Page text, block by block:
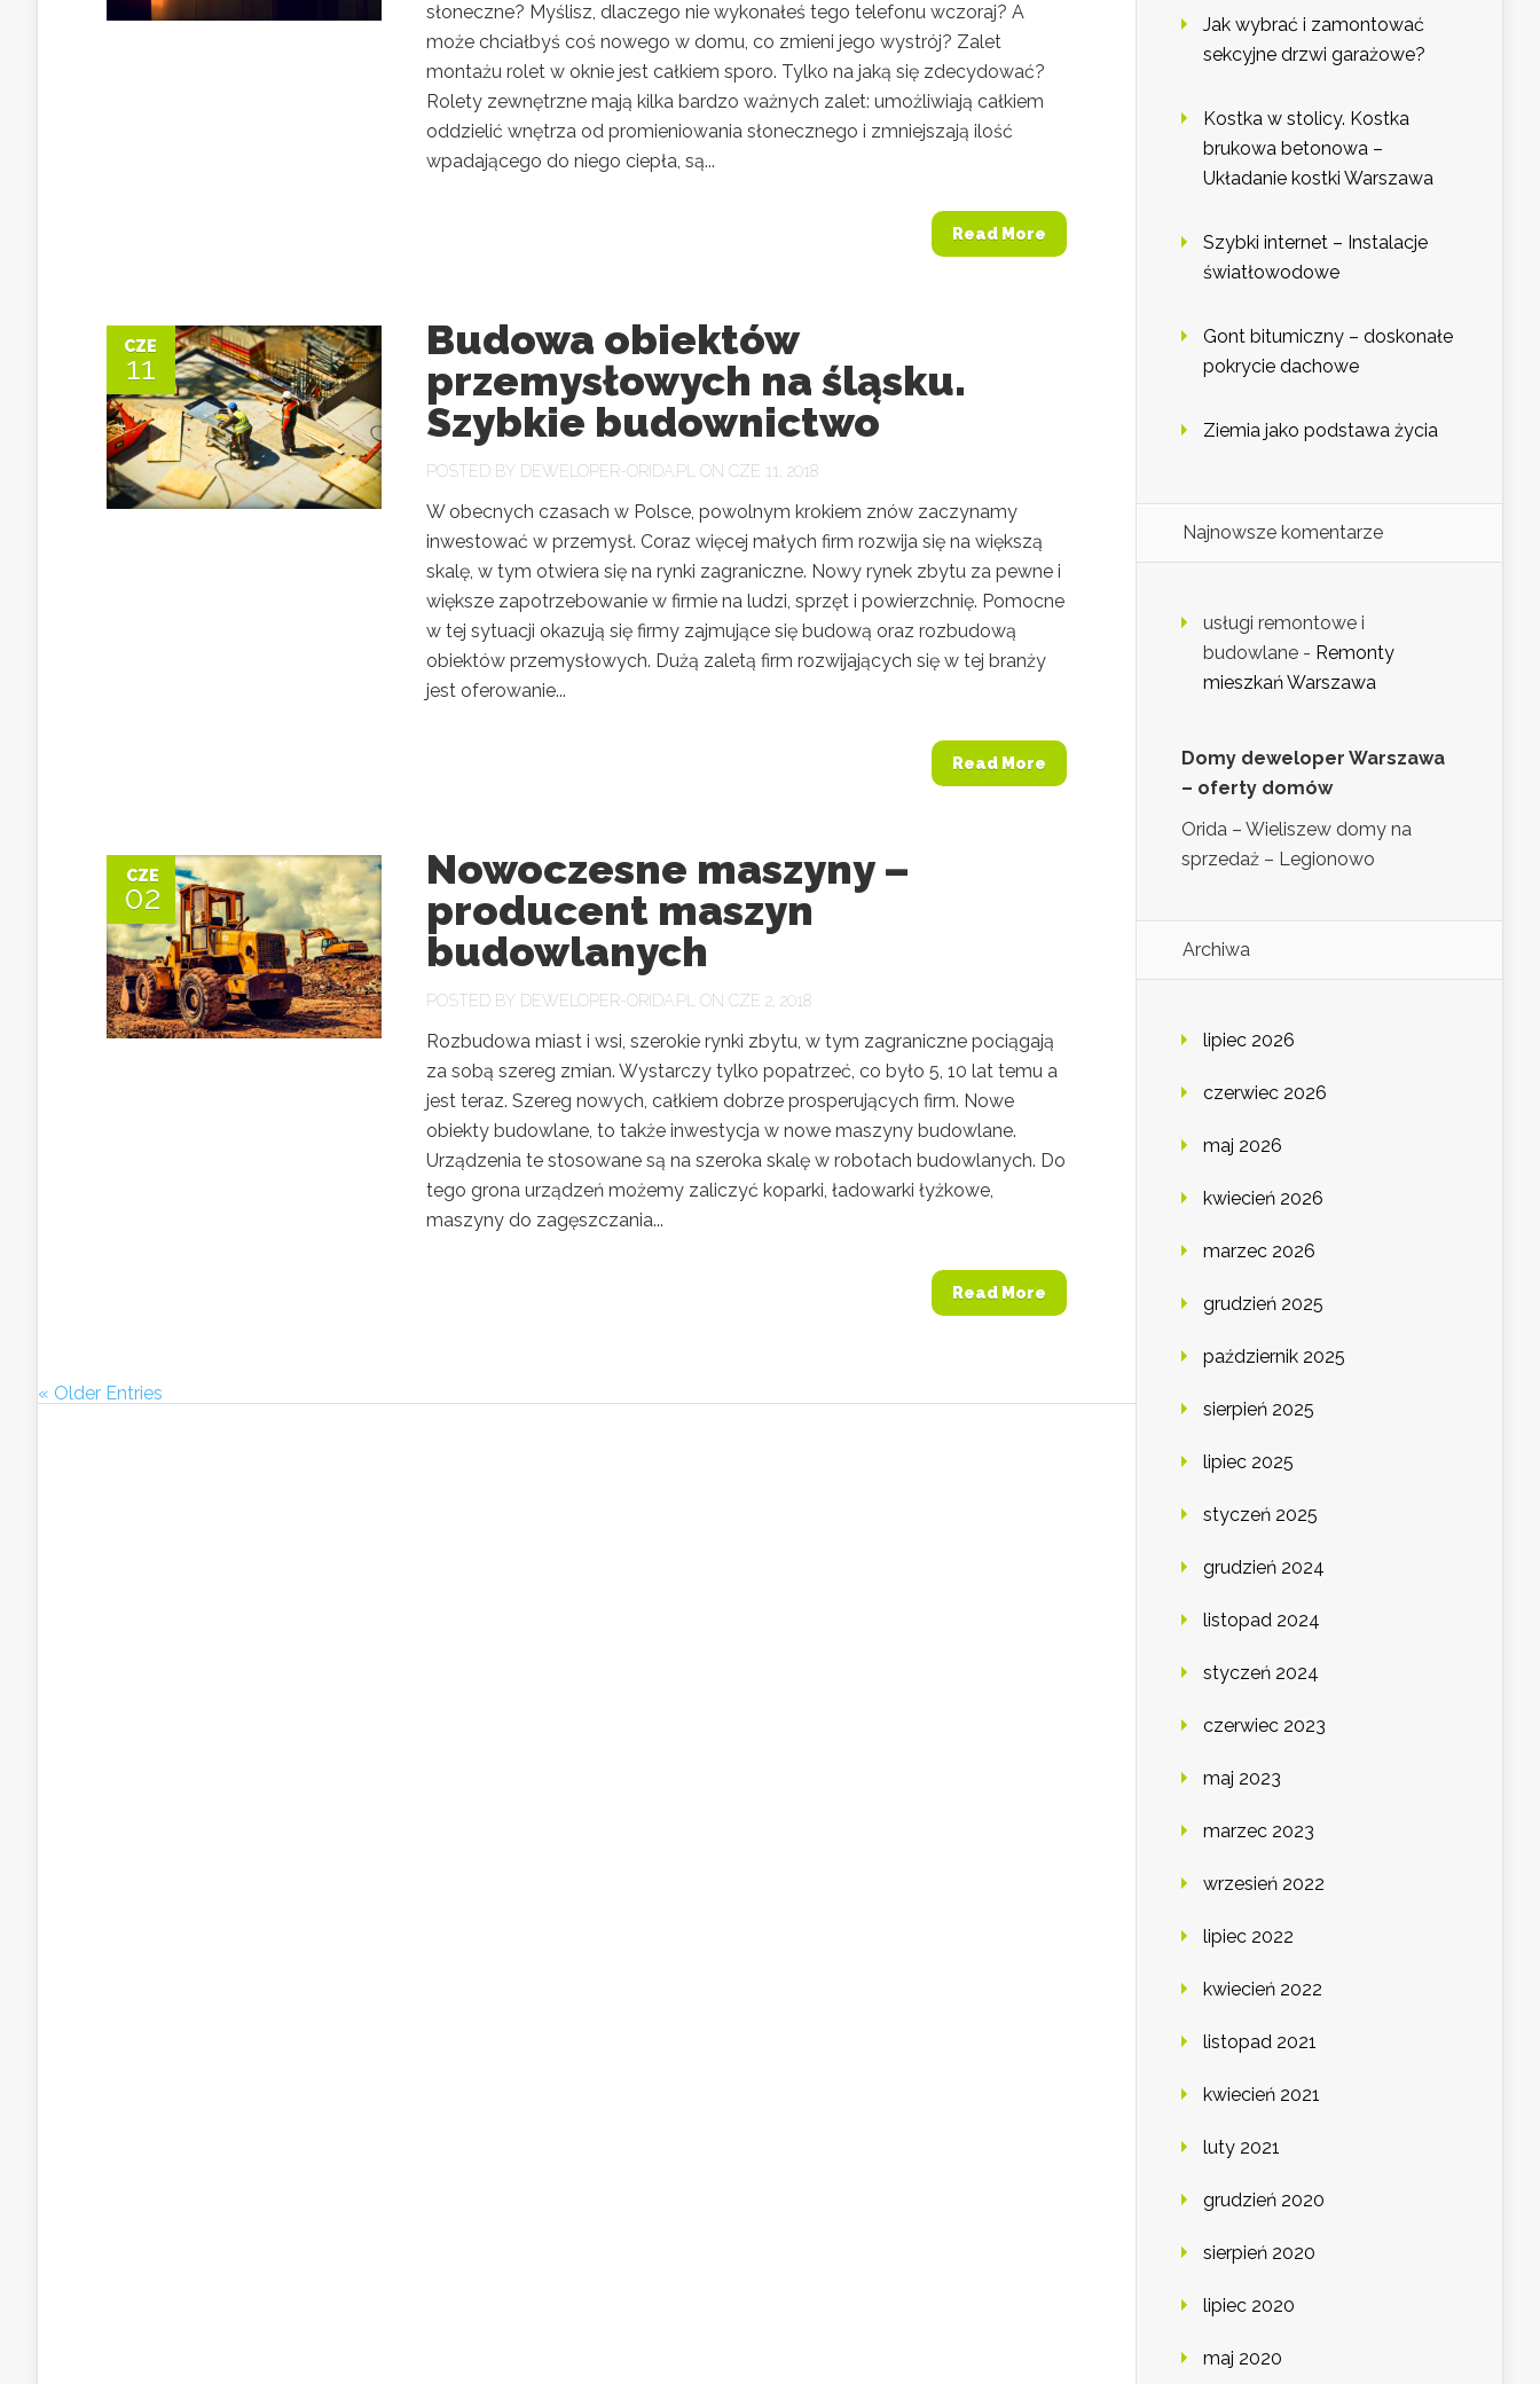
słoneczne? Myślisz, dlaczego nie wykonałeś tego telefonu wczoraj? A
może chciałbyś coś nowego w domu, co zmieni jego wystrój? Zalet
montażu rolet w oknie jest całkiem sporo. Tylko na jaką się zdecydować?
Rolety zewnętrzne mają kilka bardzo ważnych zalet: umożliwiają całkiem
oddzielić wnętrza od promieniowania słonecznego i zmniejszają ilość
wpadającego do niego ciepła, są...
Read More
CZE
11
Budowa obiektów
przemysłowych na śląsku.
Szybkie budownictwo
POSTED BY DEWELOPER-ORIDA.PL ON CZE 11, 2018
W obecnych czasach w Polsce, powolnym krokiem znów zaczynamy
inwestować w przemysł. Coraz więcej małych firm rozwija się na większą
skalę, w tym otwiera się na rynki zagraniczne. Nowy rynek zbytu za pewne i
większe zapotrzebowanie w firmie na ludzi, sprzęt i powierzchnię. Pomocne
w tej sytuacji okazują się firmy zajmujące się budową oraz rozbudową
obiektów przemysłowych. Dużą zaletą firm rozwijających się w tej branży
jest oferowanie...
Read More
CZE
02
Nowoczesne maszyny –
producent maszyn
budowlanych
POSTED BY DEWELOPER-ORIDA.PL ON CZE 2, 2018
Rozbudowa miast i wsi, szerokie rynki zbytu, w tym zagraniczne pociągają
za sobą szereg zmian. Wystarczy tylko popatrzeć, co było 5, 10 lat temu a
jest teraz. Szereg nowych, całkiem dobrze prosperujących firm. Nowe
obiekty budowlane, to także inwestycja w nowe maszyny budowlane.
Urządzenia te stosowane są na szeroka skalę w robotach budowlanych. Do
tego grona urządzeń możemy zaliczyć koparki, ładowarki łyżkowe,
maszyny do zagęszczania...
Read More
« Older Entries
Jak wybrać i zamontować
sekcyjne drzwi garażowe?
Kostka w stolicy. Kostka
brukowa betonowa –
Układanie kostki Warszawa
Szybki internet – Instalacje
światłowodowe
Gont bitumiczny – doskonałe
pokrycie dachowe
Ziemia jako podstawa życia
Najnowsze komentarze
usługi remontowe i
budowlane - Remonty
mieszkań Warszawa
Domy deweloper Warszawa
– oferty domów
Orida – Wieliszew domy na
sprzedaż – Legionowo
Archiwa
lipiec 2026
czerwiec 2026
maj 2026
kwiecień 2026
marzec 2026
grudzień 2025
październik 2025
sierpień 2025
lipiec 2025
styczeń 2025
grudzień 2024
listopad 2024
styczeń 2024
czerwiec 2023
maj 2023
marzec 2023
wrzesień 2022
lipiec 2022
kwiecień 2022
listopad 2021
kwiecień 2021
luty 2021
grudzień 2020
sierpień 2020
lipiec 2020
maj 2020